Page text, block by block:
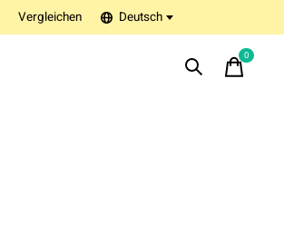
Vergleichen Deutsch
0items